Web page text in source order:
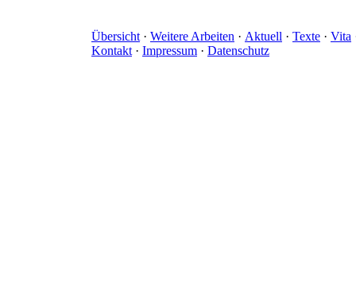
Übersicht· Weitere Arbeiten · Aktuell · Texte · Vita
Kontakt· Impressum · Datenschutz